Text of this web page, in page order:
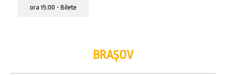
ora 15:00 - Bilete
BRAȘOV